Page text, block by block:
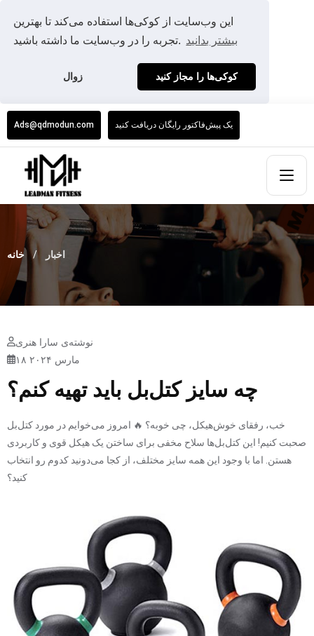
این وب‌سایت از کوکی‌ها استفاده می‌کند تا بهترین
تجربه را در وب‌سایت ما داشته باشید. بیشتر بدانید
زوال کوکی‌ها را مجاز کنید
Ads@qdmodun.com یک پیش‌فاکتور رایگان دریافت کنید
خانه اخبار
نوشته‌ی سارا هنری
۱۸ مارس ۲۰۲۴
چه سایز کتل‌بل باید تهیه کنم؟
خب، رفقای خوش‌هیکل، چی خوبه؟ 🔥 امروز می‌خوایم در مورد کتل‌بل
صحبت کنیم! این کتل‌بل‌ها سلاح مخفی برای ساختن یک هیکل قوی و کاربردی
هستن. اما با وجود این همه سایز مختلف، از کجا می‌دونید کدوم رو انتخاب
کنید؟